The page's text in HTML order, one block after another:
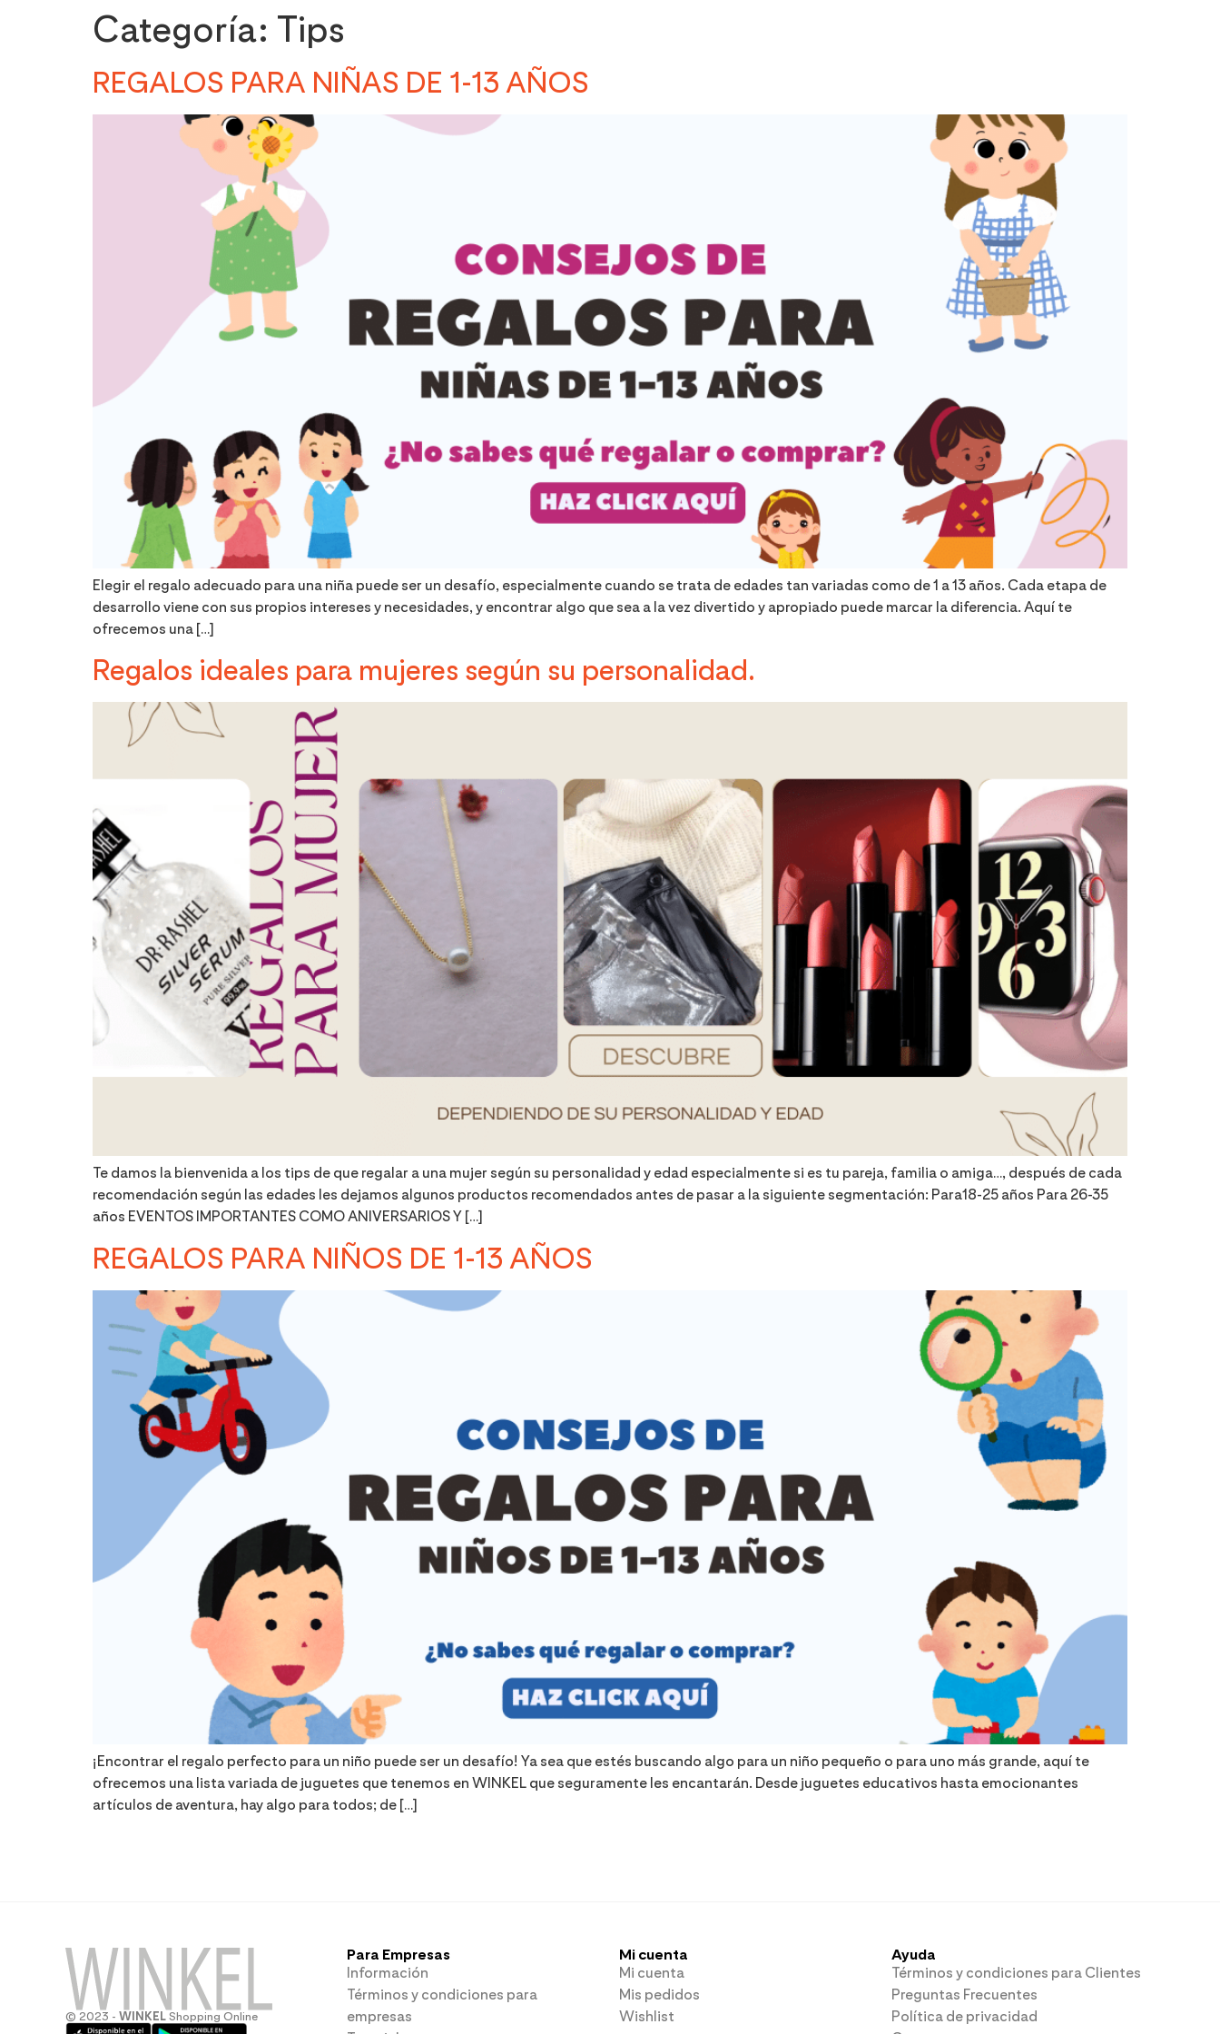
Categoría: Tips
REGALOS PARA NIÑAS DE 1-13 AÑOS
Elegir el regalo adecuado para una niña puede ser un desafío, especialmente cuando se trata de edades tan variadas como de 1 a 13 años. Cada etapa de
desarrollo viene con sus propios intereses y necesidades, y encontrar algo que sea a la vez divertido y apropiado puede marcar la diferencia. Aquí te
ofrecemos una […]
Regalos ideales para mujeres según su personalidad.
Te damos la bienvenida a los tips de que regalar a una mujer según su personalidad y edad especialmente si es tu pareja, familia o amiga…, después de cada
recomendación según las edades les dejamos algunos productos recomendados antes de pasar a la siguiente segmentación: Para18-25 años Para 26-35
años EVENTOS IMPORTANTES COMO ANIVERSARIOS Y […]
REGALOS PARA NIÑOS DE 1-13 AÑOS
¡Encontrar el regalo perfecto para un niño puede ser un desafío! Ya sea que estés buscando algo para un niño pequeño o para uno más grande, aquí te
ofrecemos una lista variada de juguetes que tenemos en WINKEL que seguramente les encantarán. Desde juguetes educativos hasta emocionantes
artículos de aventura, hay algo para todos; de […]
© 2023 - WINKEL Shopping Online
Para Empresas
Información
Términos y condiciones para
empresas
Mi cuenta
Mi cuenta
Mis pedidos
Wishlist
Ayuda
Términos y condiciones para Clientes
Preguntas Frecuentes
Política de privacidad